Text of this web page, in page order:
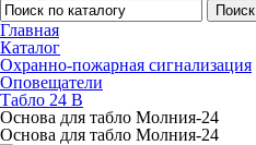
Поиск
Главная
Каталог
Охранно-пожарная сигнализация
Оповещатели
Табло 24 В
Основа для табло Молния-24
Основа для табло Молния-24